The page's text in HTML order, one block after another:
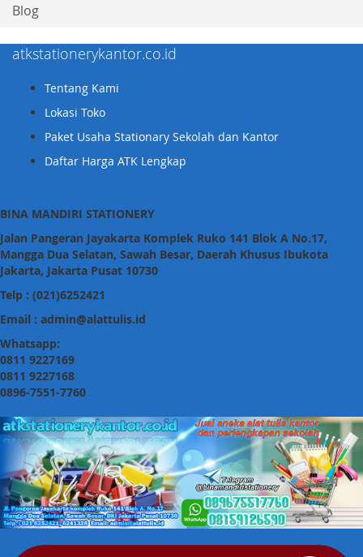
Blog
atkstationerykantor.co.id
Tentang Kami
Lokasi Toko
Paket Usaha Stationary Sekolah dan Kantor
Daftar Harga ATK Lengkap
BINA MANDIRI STATIONERY
Jalan Pangeran Jayakarta Komplek Ruko 141 Blok A No.17,
Mangga Dua Selatan, Sawah Besar, Daerah Khusus Ibukota
Jakarta, Jakarta Pusat 10730
Telp : (021)6252421
Email : admin@alattulis.id
Whatsapp:
0811 9227169
0811 9227168
0896-7551-7760